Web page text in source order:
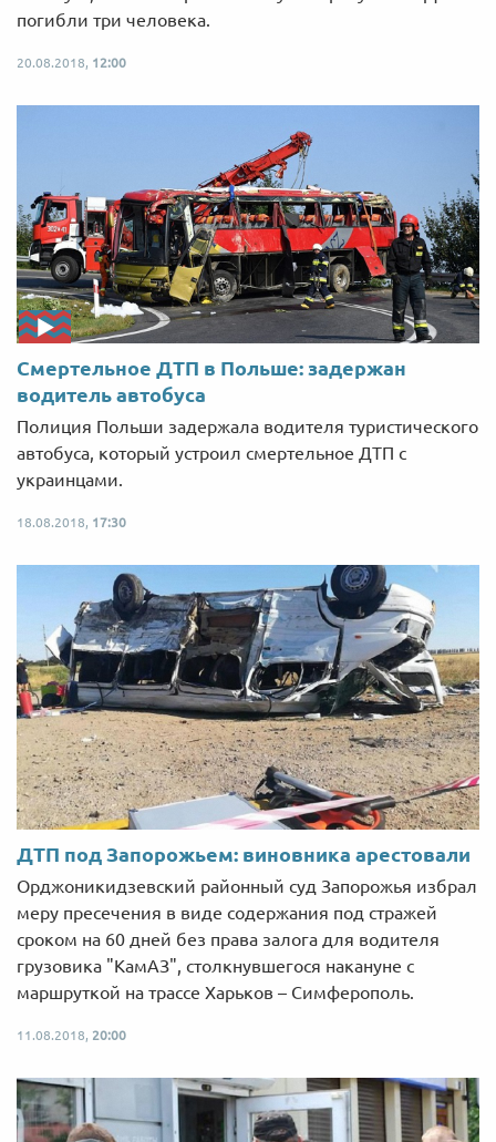
погибли три человека.
20.08.2018, 12:00
Смертельное ДТП в Польше: задержан
водитель автобуса
Полиция Польши задержала водителя туристического
автобуса, который устроил смертельное ДТП с
украинцами.
18.08.2018, 17:30
ДТП под Запорожьем: виновника арестовали
Орджоникидзевский районный суд Запорожья избрал
меру пресечения в виде содержания под стражей
сроком на 60 дней без права залога для водителя
грузовика "КамАЗ", столкнувшегося накануне с
маршруткой на трассе Харьков – Симферополь.
11.08.2018, 20:00